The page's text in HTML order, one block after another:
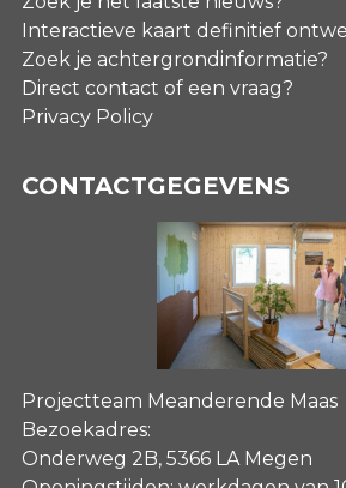
Interactieve kaart definitief
Zoek je achtergrondinformatie?
Direct contact of een vraag?
Privacy Policy
CONTACTGEGEVENS
Projectteam Meanderende Maas
Bezoekadres:
Onderweg 2B, 5366 LA Megen